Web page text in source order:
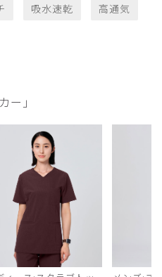
吸水速乾 高通気
ー」